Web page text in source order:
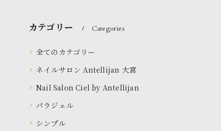
カテゴリー Categories
全てのカテゴリー
ネイルサロン Antellijan 大宮
Nail Salon Ciel by Antellijan
パラジェル
シンプル